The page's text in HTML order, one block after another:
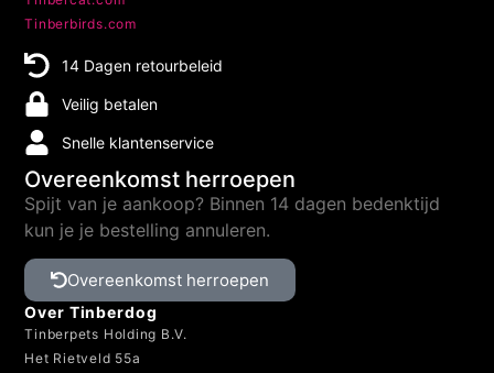
Tinberbirds.com
14 Dagen retourbeleid
Veilig betalen
Snelle klantenservice
Overeenkomst herroepen
Spijt van je aankoop? Binnen 14 dagen bedenktijd
kun je je bestelling annuleren.
Overeenkomst herroepen
Over Tinberdog
Tinberpets Holding B.V.
Het Rietveld 55a